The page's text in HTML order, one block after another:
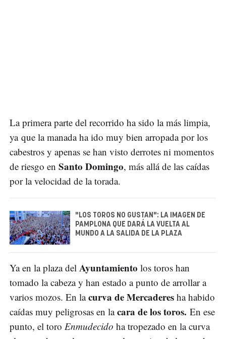
La primera parte del recorrido ha sido la más limpia,
ya que la manada ha ido muy bien arropada por los
cabestros y apenas se han visto derrotes ni momentos
de riesgo en Santo Domingo, más allá de las caídas
por la velocidad de la torada.
"LOS TOROS NO GUSTAN": LA IMAGEN DE
PAMPLONA QUE DARÁ LA VUELTA AL
MUNDO A LA SALIDA DE LA PLAZA
Ya en la plaza del Ayuntamiento los toros han
tomado la cabeza y han estado a punto de arrollar a
varios mozos. En lacurva de Mercaderes ha habido
caídas muy peligrosas en lacara de los toros. En ese
punto, el toro Enmudecido ha tropezado en la curva